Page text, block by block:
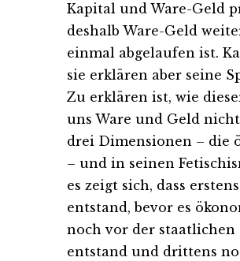
Kapital und Ware-Geld
deshalb Ware-Geld
einmal abgelaufen ist.
sie erklären aber seine
Zu erklären ist, wie
uns Ware und Geld
drei Dimensionen – die
– und in seinen
es zeigt sich, dass
entstand, bevor es
noch vor der
entstand und drittens